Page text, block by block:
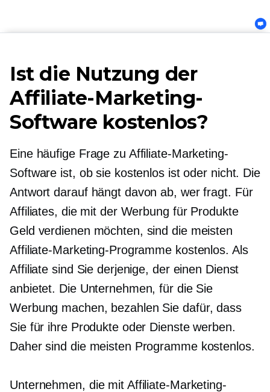
Ist die Nutzung der
Affiliate-Marketing-
Software kostenlos?
Eine häufige Frage zu Affiliate-Marketing-
Software ist, ob sie kostenlos ist oder nicht. Die
Antwort darauf hängt davon ab, wer fragt. Für
Affiliates, die mit der Werbung für Produkte
Geld verdienen möchten, sind die meisten
Affiliate-Marketing-Programme kostenlos. Als
Affiliate sind Sie derjenige, der einen Dienst
anbietet. Die Unternehmen, für die Sie
Werbung machen, bezahlen Sie dafür, dass
Sie für ihre Produkte oder Dienste werben.
Daher sind die meisten Programme kostenlos.
Unternehmen, die mit Affiliate-Marketing-